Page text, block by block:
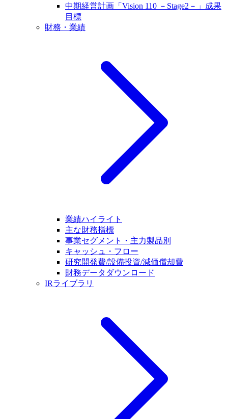
中期経営計画「Vision 110 －Stage2－」成果
目標
財務・業績
業績ハイライト
主な財務指標
事業セグメント・主力製品別
キャッシュ・フロー
研究開発費/設備投資/減価償却費
財務データダウンロード
IRライブラリ